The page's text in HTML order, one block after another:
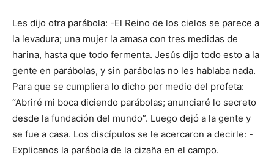
Les dijo otra parábola: -El Reino de los cielos se parece a
la levadura; una mujer la amasa con tres medidas de
harina, hasta que todo fermenta. Jesús dijo todo esto a la
gente en parábolas, y sin parábolas no les hablaba nada.
Para que se cumpliera lo dicho por medio del profeta:
“Abriré mi boca diciendo parábolas; anunciaré lo secreto
desde la fundación del mundo”. Luego dejó a la gente y
se fue a casa. Los discípulos se le acercaron a decirle: -
Explicanos la parábola de la cizaña en el campo.